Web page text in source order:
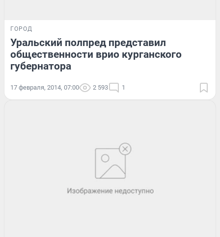
ГОРОД
Уральский полпред представил
общественности врио курганского
губернатора
17 февраля, 2014, 07:00 2 593 1